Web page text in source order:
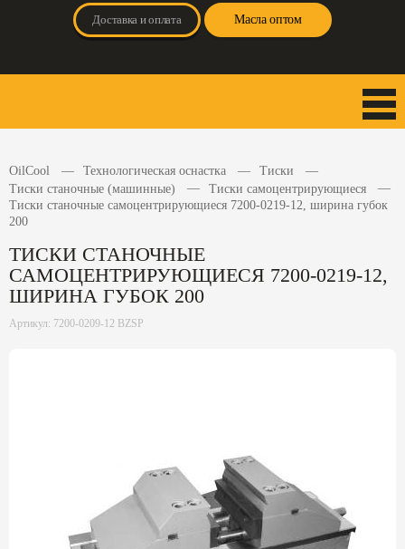
Доставка и оплата Масла оптом
OilCool Технологическая оснастка
Тиски
Тиски станочные (машинные)
Тиски самоцентрирующиеся
Тиски станочные самоцентрирующиеся 7200-0219-12, ширина губок
200
ТИСКИ СТАНОЧНЫЕ
САМОЦЕНТРИРУЮЩИЕСЯ 7200-0219-12,
ШИРИНА ГУБОК 200
Артикул: 7200-0209-12 BZSP